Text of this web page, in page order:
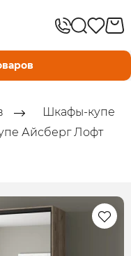
Шкафы-купе
Айсберг Лофт